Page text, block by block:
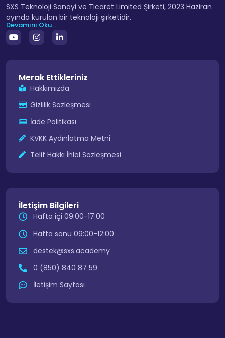
SXS Teknoloji Sanayi ve Ticaret Limited Şirketi, 2023 Haziran
ayında kurulan bir teknoloji şirketidir.
Devamını Oku...
Merak Ettikleriniz
Hakkımızda
Gizlilik Sözleşmesi
İade Politikası
KVKK Aydınlatma Metni
Telif Hakkı İhlal Sözleşmesi
İletişim Bilgileri
Hafta içi 09:00-17:00
Hafta sonu 09:00-12:00
destek@sxs.academy
0 (850) 840 87 59
İletişim Sayfası